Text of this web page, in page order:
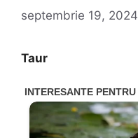
septembrie 19, 2024
Taur